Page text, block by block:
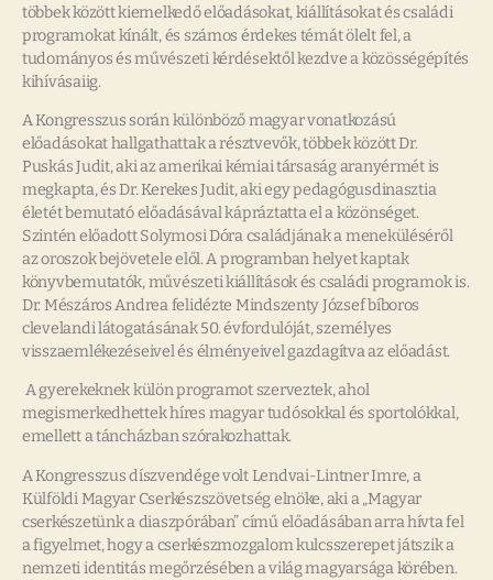
többek között kiemelkedő előadásokat, kiállításokat és családi
programokat kínált, és számos érdekes témát ölelt fel, a
tudományos és művészeti kérdésektől kezdve a közösségépítés
kihívásaiig.
A Kongresszus során különböző magyar vonatkozású
előadásokat hallgathattak a résztvevők, többek között Dr.
Puskás Judit, aki az amerikai kémiai társaság aranyérmét is
megkapta, és Dr. Kerekes Judit, aki egy pedagógusdinasztia
életét bemutató előadásával kápráztatta el a közönséget.
Szintén előadott Solymosi Dóra családjának a meneküléséről
az oroszok bejövetele elől. A programban helyet kaptak
könyvbemutatók, művészeti kiállítások és családi programok is.
Dr. Mészáros Andrea felidézte Mindszenty József bíboros
clevelandi látogatásának 50. évfordulóját, személyes
visszaemlékezéseivel és élményeivel gazdagítva az előadást.
A gyerekeknek külön programot szerveztek, ahol
megismerkedhettek híres magyar tudósokkal és sportolókkal,
emellett a táncházban szórakozhattak.
A Kongresszus díszvendége volt Lendvai-Lintner Imre, a
Külföldi Magyar Cserkészszövetség elnöke, aki a „Magyar
cserkészetünk a diaszpórában” című előadásában arra hívta fel
a figyelmet, hogy a cserkészmozgalom kulcsszerepet játszik a
nemzeti identitás megőrzésében a világ magyarsága körében.